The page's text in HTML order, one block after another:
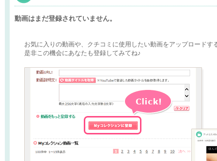
動画はまだ登録されていません。
お気に入りの動画や、クチコミに使用したい動画をアップロードす
是非この機会にあなたも登録してみてね♪